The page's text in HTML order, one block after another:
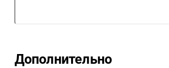
Дополнительно